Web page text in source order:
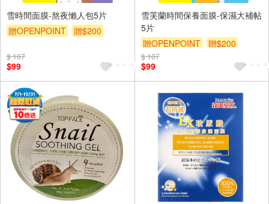
雪時間面膜-熬夜懶人包5片
贈OPENPOINT
贈$200
$ 107
$99
雪芙蘭時間保養面膜-保濕大補帖
5片
贈OPENPOINT
贈$200
$ 107
$99